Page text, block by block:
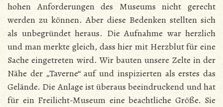
hohen Anforderungen des Museums nicht gerecht
werden zu können. Aber diese Bedenken stellten sich
als unbegründet heraus. Die Aufnahme war herzlich
und man merkte gleich, dass hier mit Herzblut für eine
Sache eingetreten wird. Wir bauten unsere Zelte in der
Nähe der „Taverne“ auf und inspizierten als erstes das
Gelände. Die Anlage ist überaus beeindruckend und hat
für ein Freilicht-Museum eine beachtliche Größe. Sie